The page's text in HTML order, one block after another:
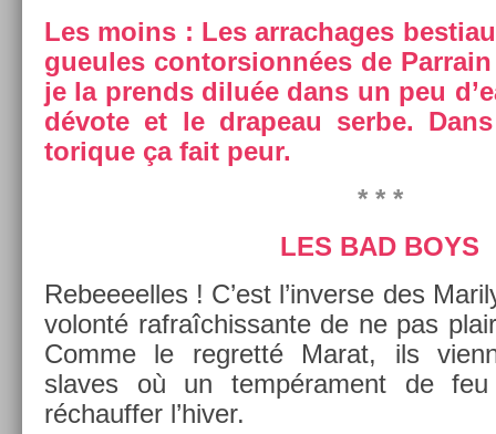
Les moins : Les ar­rachages
gueules con­tor­sionnées de
je la pre­nds diluée dans un peu
dévote et le drapeau serbe.
torique ça fait peur.
* * *
LES BAD BOYS
Re­beeeel­les ! C’est l’in­verse des
volonté raf­raîchis­sante de ne pas
Comme le re­gretté Marat, ils
slaves où un tempéra­ment de
réchauff­er l’hiver.